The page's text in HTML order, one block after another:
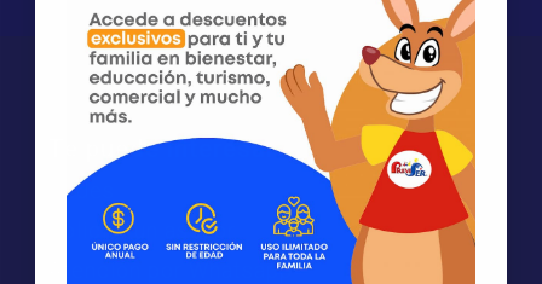
Te puede interesar
Sedes
Solicita un asesor
Atención por Whatsapp